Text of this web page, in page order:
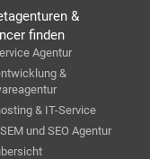
&
finden
Agentur
&
& IT-Service
und SEO Agentur